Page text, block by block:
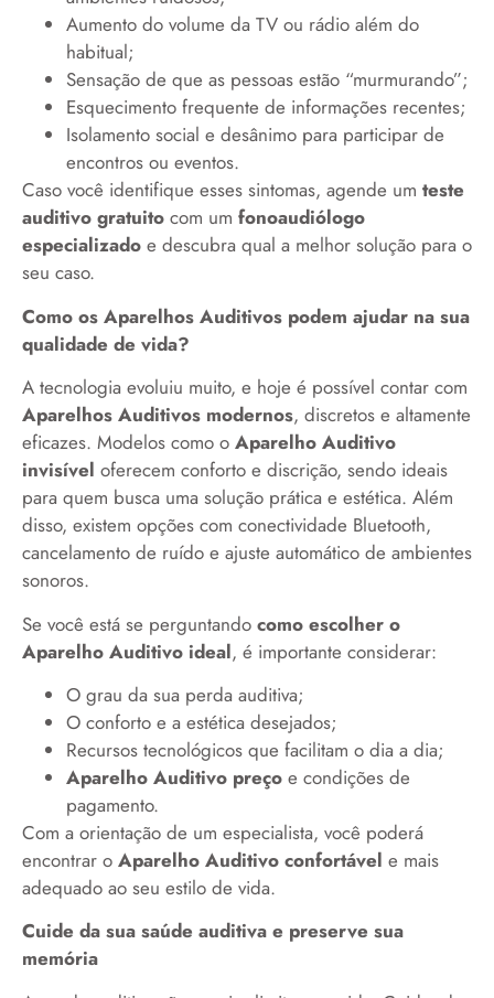
Aumento do volume da TV ou rádio além do
habitual;
Sensação de que as pessoas estão “murmurando”;
Esquecimento frequente de informações recentes;
Isolamento social e desânimo para participar de
encontros ou eventos.
Caso você identifique esses sintomas, agende um teste
auditivo gratuito com um fonoaudiólogo
especializado e descubra qual a melhor solução para o
seu caso.
Como os Aparelhos Auditivos podem ajudar na sua
qualidade de vida?
A tecnologia evoluiu muito, e hoje é possível contar com
Aparelhos Auditivos modernos, discretos e altamente
eficazes. Modelos como o Aparelho Auditivo
invisível oferecem conforto e discrição, sendo ideais
para quem busca uma solução prática e estética. Além
disso, existem opções com conectividade Bluetooth,
cancelamento de ruído e ajuste automático de ambientes
sonoros.
Se você está se perguntando como escolher o
Aparelho Auditivo ideal, é importante considerar:
O grau da sua perda auditiva;
O conforto e a estética desejados;
Recursos tecnológicos que facilitam o dia a dia;
Aparelho Auditivo preço e condições de
pagamento.
Com a orientação de um especialista, você poderá
encontrar o Aparelho Auditivo confortável e mais
adequado ao seu estilo de vida.
Cuide da sua saúde auditiva e preserve sua
memória